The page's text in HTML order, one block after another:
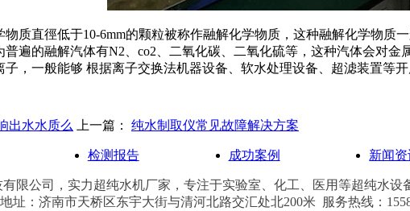
质直徑低于10-6mm的颗粒被称作融解化学物质，这种融解化学物
遍的融解汽体有N2、co2、二氧化碳、二氧化硫等，这种汽体会对
，一般能够 根据离子交换法机器设备、软水处理设备、超滤装置等开
出水水质么 上一篇： 纯水制取仪常见故障解决方案
检测报告 成功案例 新闻
有限公司，实力超纯水机厂家， 专注于实验室、化工、医用等超纯水设
地址：济南市天桥区东宇大街与清河北路交汇处北200米 服务热线：